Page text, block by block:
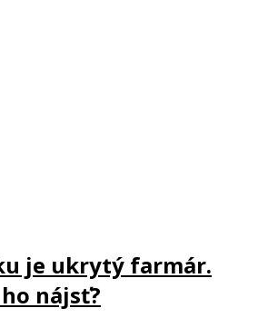
je ukrytý farmár.
nájsť?